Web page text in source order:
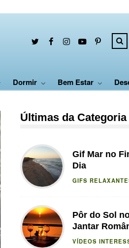
Dormir Bem Estar
Últimas da Categoria
Gif Mar no
Dia
GIFS
Pôr do Sol
Jantar
VÍDEOS